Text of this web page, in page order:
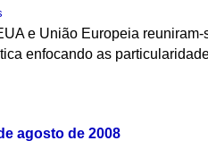
e União Europeia
enfocando as
agosto de 2008